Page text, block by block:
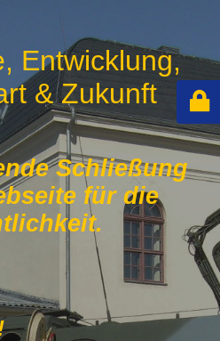
Entwicklung,
& Zukunft
Schließung
für die